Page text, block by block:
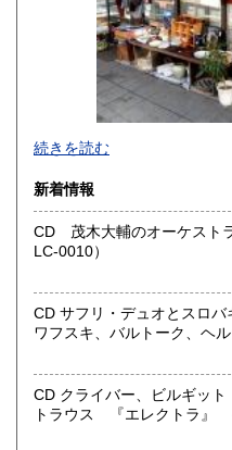
600円
600円
●当店では国内送料は無料で
す）。
ール、定形外郵便、
ネコポス、ヤマト宅急便な
但し、お客様が配送方法を
後払いをご希望の場合は送
代引きをご希望の場合は
支払い下さい。
●公費ご購入を承ります。
支払いは後払いが可能です。
※当店は【インボイス制
ございません。
●当店では迅速な発送を心
ご送金、ご決済の確認が出
続きを読む
新着情報
CD 茂木大輔のオーケストラ人間
LC-0010）
CD サフリ・デュオとスロバキア・ピアノ・デュオ／ルトス
CD クライバー、ビルギット・ニルソン／リヒャルト・シュ
トラウス 『エレクトラ』 イタリア